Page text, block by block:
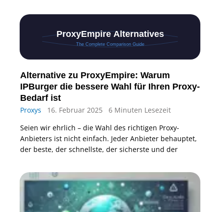
Alternative zu ProxyEmpire: Warum
IPBurger die bessere Wahl für Ihren Proxy-
Bedarf ist
Proxys 16. Februar 2025
6 Minuten Lesezeit
Seien wir ehrlich – die Wahl des richtigen Proxy-
Anbieters ist nicht einfach. Jeder Anbieter behauptet,
der beste, der schnellste, der sicherste und der